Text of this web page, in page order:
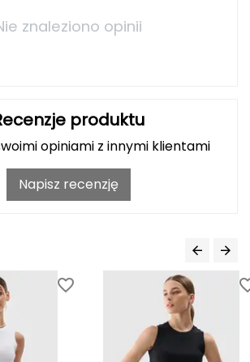
znaleziono opinii
produktu
opiniami z innymi klientami
Napisz recenzję